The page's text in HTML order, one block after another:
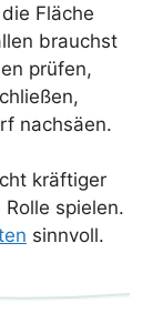
Fläche
brauchst
prüfen,
nachsäen.
kräftiger
spielen.
sinnvoll.